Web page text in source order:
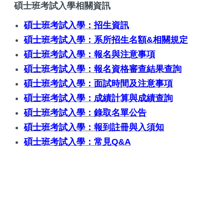
碩士班考試入學相關資訊
碩士班考試入學：招生資訊
碩士班考試入學：系所招生名額&相關規定
碩士班考試入學：報名與注意事項
碩士班考試入學：報名資格審查結果查詢
碩士班考試入學：面試時間及注意事項
碩士班考試入學：成績計算與成績查詢
碩士班考試入學：錄取名單公告
碩士班考試入學：報到註冊與入須知
碩士班考試入學：常見Q&A